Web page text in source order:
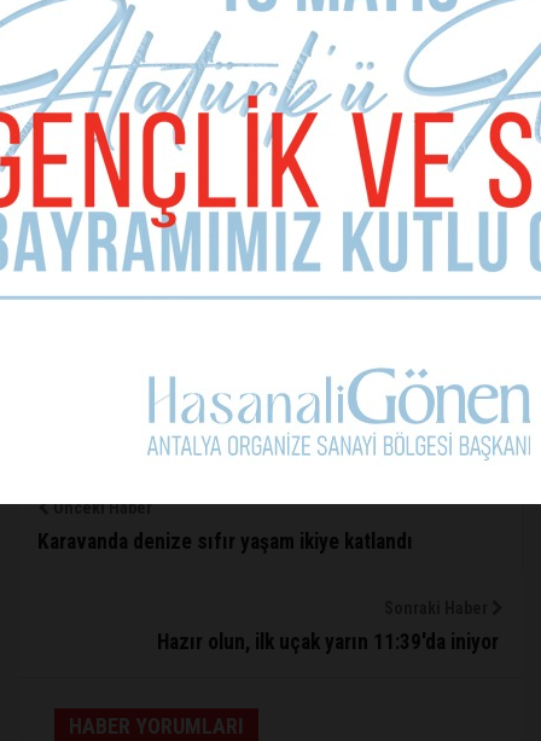
Acaba ben rüyada mıyım? diye. Belki bir gün uyandığımda
bu iş yerlerin önünden yürüyerek geçeceğim diye
düşünüyorum” dedi.
Sorumlu Yazı İşleri Müdürü
AHMET DÖKDÖK
Önceki Haber
Karavanda denize sıfır yaşam ikiye katlandı
Hazır olun, ilk uçak yarın 11:39'da iniyor
HABER YORUMLARI